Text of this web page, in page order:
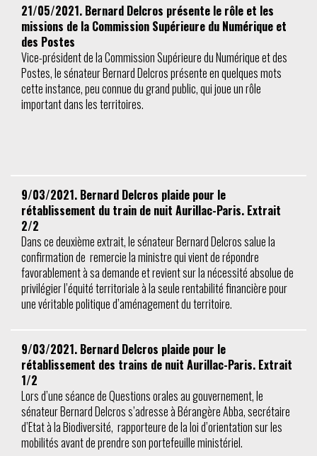
21/05/2021. Bernard Delcros présente le rôle et les
missions de la Commission Supérieure du Numérique et
des Postes
Vice-président de la Commission Supérieure du Numérique et des
Postes, le sénateur Bernard Delcros présente en quelques mots
cette instance, peu connue du grand public, qui joue un rôle
important dans les territoires.
9/03/2021. Bernard Delcros plaide pour le
rétablissement du train de nuit Aurillac-Paris. Extrait
2/2
Dans ce deuxième extrait, le sénateur Bernard Delcros salue la
confirmation de remercie la ministre qui vient de répondre
favorablement à sa demande et revient sur la nécessité absolue de
privilégier l’équité territoriale à la seule rentabilité financière pour
une véritable politique d’aménagement du territoire.
9/03/2021. Bernard Delcros plaide pour le
rétablissement des trains de nuit Aurillac-Paris. Extrait
1/2
Lors d’une séance de Questions orales au gouvernement, le
sénateur Bernard Delcros s’adresse à Bérangère Abba, secrétaire
d’Etat à la Biodiversité, rapporteure de la loi d’orientation sur les
mobilités avant de prendre son portefeuille ministériel.